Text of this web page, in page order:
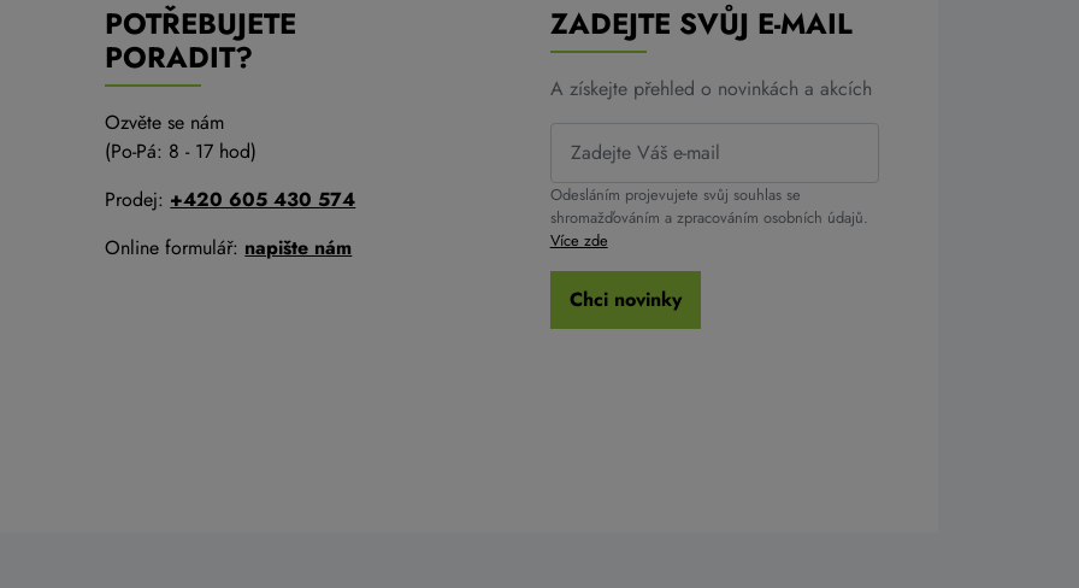
POTŘEBUJETE
PORADIT?
Ozvěte se nám
(Po-Pá: 8 - 17 hod)
Prodej: +420 605 430 574
Online formulář: napište nám
ZADEJTE SVŮJ E-MAIL
A získejte přehled o novinkách a akcích
Odesláním projevujete svůj souhlas se
shromažďováním a zpracováním osobních údajů.
Více zde
Chci novinky